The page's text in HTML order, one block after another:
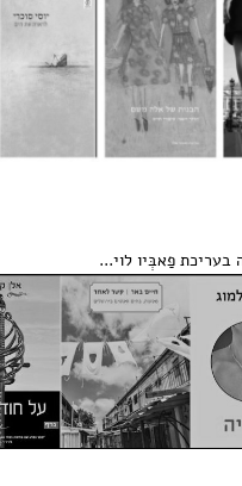
בעריכת פַאבְּיו לוי...